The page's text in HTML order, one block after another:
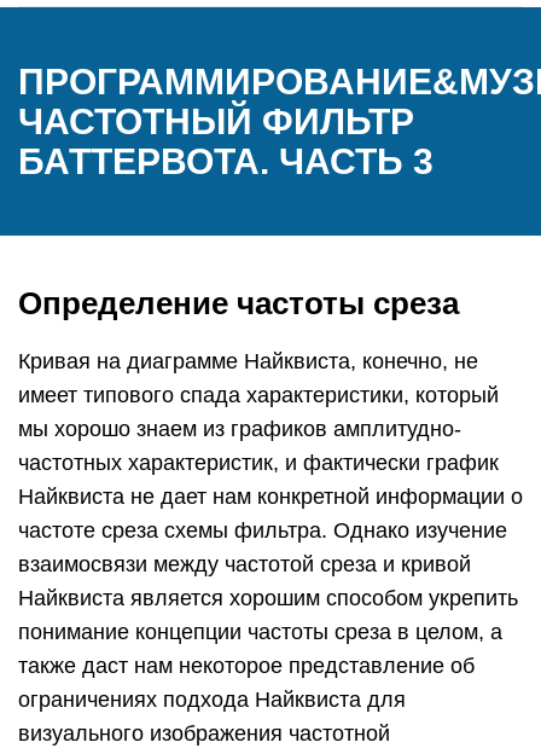
ЧАСТОТНЫЙ ФИЛЬТР
БАТТЕРВОТА. ЧАСТЬ 3
Определение частоты среза
Кривая на диаграмме Найквиста, конечно, не
имеет типового спада характеристики, который
мы хорошо знаем из графиков амплитудно-
частотных характеристик, и фактически график
Найквиста не дает нам конкретной информации о
частоте среза схемы фильтра. Однако изучение
взаимосвязи между частотой среза и кривой
Найквиста является хорошим способом укрепить
понимание концепции частоты среза в целом, а
также даст нам некоторое представление об
ограничениях подхода Найквиста для
визуального изображения частотной